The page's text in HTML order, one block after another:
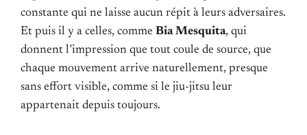
constante qui ne laisse aucun répit à leurs adversaires.
Et puis il y a celles, comme Bia Mesquita, qui
donnent l’impression que tout coule de source, que
chaque mouvement arrive naturellement, presque
sans effort visible, comme si le jiu-jitsu leur
appartenait depuis toujours.